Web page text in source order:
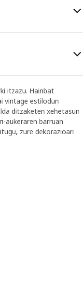
itzazu. Hainbat
vintage estilodun
ditzaketen xehetasun
aukeraren barruan
zure dekorazioari